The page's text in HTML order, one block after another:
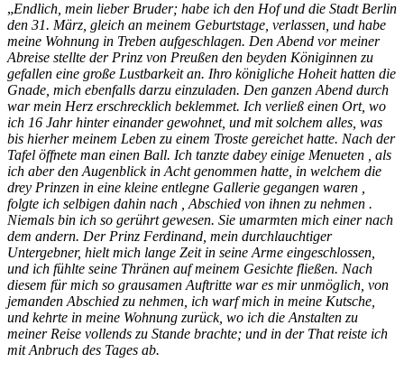
„Endlich, mein lieber Bruder; habe ich den Hof und die Stadt Berlin
den 31. März, gleich an meinem Geburtstage, verlassen, und habe
meine Wohnung in Treben aufgeschlagen. Den Abend vor meiner
Abreise stellte der Prinz von Preußen den beyden Königinnen zu
gefallen eine große Lustbarkeit an. Ihro königliche Hoheit hatten die
Gnade, mich ebenfalls darzu einzuladen. Den ganzen Abend durch
war mein Herz erschrecklich beklemmet. Ich verließ einen Ort, wo
ich 16 Jahr hinter einander gewohnet, und mit solchem alles, was
bis hierher meinem Leben zu einem Troste gereichet hatte. Nach der
Tafel öffnete man einen Ball. Ich tanzte dabey einige Menueten , als
ich aber den Augenblick in Acht genommen hatte, in welchem die
drey Prinzen in eine kleine entlegne Gallerie gegangen waren ,
folgte ich selbigen dahin nach , Abschied von ihnen zu nehmen .
Niemals bin ich so gerührt gewesen. Sie umarmten mich einer nach
dem andern. Der Prinz Ferdinand, mein durchlauchtiger
Untergebner, hielt mich lange Zeit in seine Arme eingeschlossen,
und ich fühlte seine Thränen auf meinem Gesichte fließen. Nach
diesem für mich so grausamen Auftritte war es mir unmöglich, von
jemanden Abschied zu nehmen, ich warf mich in meine Kutsche,
und kehrte in meine Wohnung zurück, wo ich die Anstalten zu
meiner Reise vollends zu Stande brachte; und in der That reiste ich
mit Anbruch des Tages ab.